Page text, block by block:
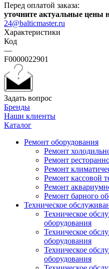
Перед оплатой заказа:
уточните актуальные цены
24@balticmaster.ru
Характеристики
Код
—
F0000022901
Задать вопрос
Бренды
Наши клиенты
Каталог
Ремонт оборудования
Ремонт
Ремонт
Ремонт
Ремонт кассовой
Ремонт
Ремонт барного
Техническое
Техническое
оборудования
Техническое
оборудования
Техническое
оборудования